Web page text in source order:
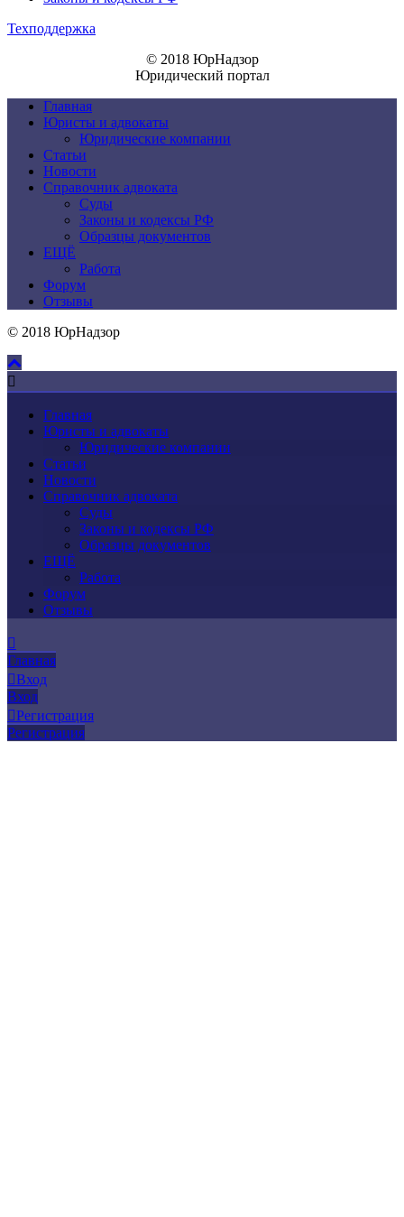
Техподдержка
© 2018 ЮрНадзор
Юридический портал
Главная
Юристы и адвокаты
Юридические компании
Статьи
Новости
Справочник адвоката
Суды
Законы и кодексы РФ
Образцы документов
ЕЩЁ
Работа
Форум
Отзывы
© 2018 ЮрНадзор
Главная
Юристы и адвокаты
Юридические компании
Статьи
Новости
Справочник адвоката
Суды
Законы и кодексы РФ
Образцы документов
ЕЩЁ
Работа
Форум
Отзывы
Главная
Вход
Вход
Регистрация
Регистрация